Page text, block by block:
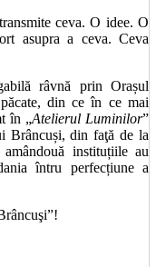
ceva. O idee. O
asupra a ceva. Ceva
râvnă prin Orașul
din ce în ce mai
în „Atelierul Luminilor”
Brâncuși, din faţă de la
instituțiile au
întru perfecțiune a